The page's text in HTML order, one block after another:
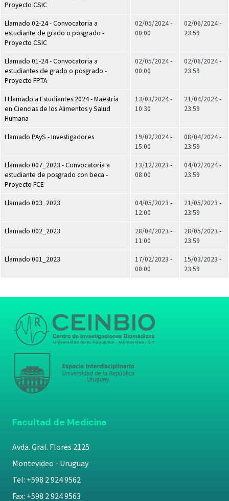
Proyecto CSIC
Llamado 02-24 - Convocatoria a
estudiante de grado o posgrado -
Proyecto CSIC
02/05/2024 -
00:00
02/06/2024 -
23:59
Llamado 01-24 - Convocatoria a
estudiantes de grado o posgrado -
Proyecto FPTA
02/05/2024 -
00:00
02/06/2024 -
23:59
I Llamado a Estudiantes 2024 - Maestría
en Ciencias de los Alimentos y Salud
Humana
13/03/2024 -
10:30
21/04/2024 -
23:59
Llamado PAyS - Investigadores
19/02/2024 -
15:00
08/04/2024 -
23:59
Llamado 007_2023 - Convocatoria a
estudiante de posgrado con beca -
Proyecto FCE
13/12/2023 -
08:00
04/02/2024 -
23:59
Llamado 003_2023
04/05/2023 -
12:00
21/05/2023 -
23:59
Llamado 002_2023
28/04/2023 -
11:00
28/05/2023 -
23:59
Llamado 001_2023
17/02/2023 -
00:00
15/03/2023 -
23:59
Facultad de Medicina
Avda. Gral. Flores 2125
Montevideo - Uruguay
Tel: +598 2 924 9562
Fax: +598 2 924 9563